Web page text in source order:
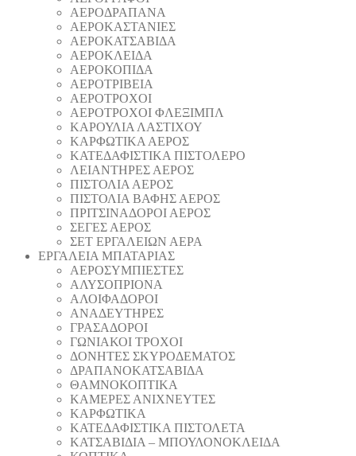
ΑΕΡΟΔΡΑΠΑΝA
ΑΕΡΟΚΑΣΤΑΝΙΕΣ
ΑΕΡΟΚΑΤΣΑΒΙΔΑ
ΑΕΡΟΚΛΕΙΔΑ
ΑΕΡΟΚΟΠΙΔΑ
ΑΕΡΟΤΡΙΒΕΙΑ
ΑΕΡΟΤΡΟΧΟΙ
ΑΕΡΟΤΡΟΧΟΙ ΦΛΕΞΙΜΠΛ
ΚΑΡΟΥΛΙΑ ΛΑΣΤΙΧΟΥ
ΚΑΡΦΩΤΙΚΑ ΑΕΡΟΣ
ΚΑΤΕΔΑΦΙΣΤΙΚΑ ΠΙΣΤΟΛΕΡΟ
ΛΕΙΑΝΤΗΡΕΣ ΑΕΡΟΣ
ΠΙΣΤΟΛΙΑ ΑΕΡΟΣ
ΠΙΣΤΟΛΙΑ ΒΑΦΗΣ ΑΕΡΟΣ
ΠΡΙΤΣΙΝΑΔΟΡΟΙ ΑΕΡΟΣ
ΣΕΓΕΣ ΑΕΡΟΣ
ΣΕΤ ΕΡΓΑΛΕΙΩΝ ΑΕΡΑ
ΕΡΓΑΛΕΙΑ ΜΠΑΤΑΡΙΑΣ
AEΡΟΣΥΜΠΙΕΣΤΕΣ
AΛΥΣΟΠΡΙΟΝΑ
ΑΛΟΙΦΑΔOΡΟI
ΑΝΑΔΕΥΤΗΡΕΣ
ΓΡΑΣΑΔΟΡΟΙ
ΓΩΝΙΑΚΟΙ ΤΡΟΧΟΙ
ΔΟΝΗΤΕΣ ΣΚΥΡΟΔΕΜΑΤΟΣ
ΔΡΑΠΑΝΟΚΑΤΣΑΒΙΔΑ
ΘAΜΝΟΚΟΠΤΙΚΑ
ΚΑΜΕΡΕΣ ΑΝΙΧΝΕΥΤΕΣ
ΚΑΡΦΩΤΙΚΑ
ΚΑΤΕΔΑΦΙΣΤΙΚΑ ΠΙΣΤΟΛΕΤΑ
ΚΑΤΣΑΒΙΔΙΑ – ΜΠΟΥΛΟΝΟΚΛΕΙΔΑ